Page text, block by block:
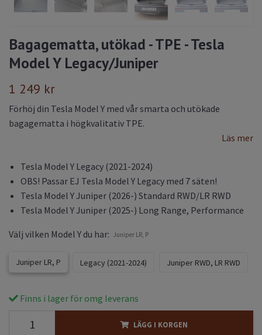
Bagagematta, utökad - TPE - Tesla
Model Y Legacy/Juniper
1 249 kr
Förhöj din Tesla Model Y med vår smarta och utökade
bagagematta i högkvalitativ TPE.
Läs mer
Tesla Model Y Legacy (2021-2024)
OBS! Passar EJ Tesla Model Y Legacy med 7 säten!
Tesla Model Y Juniper (2026-) Standard RWD/LR RWD
Tesla Model Y Juniper (2025-) Long Range, Performance
Välj vilken Model Y du har: Juniper LR, P
Juniper LR, P Legacy (2021-2024) Juniper RWD, LR RWD
Finns i lager för omg leverans
LÄGG I KORGEN